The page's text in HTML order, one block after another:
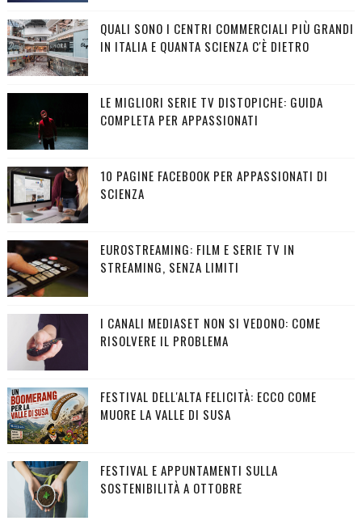
QUALI SONO I CENTRI COMMERCIALI PIÙ GRANDI
IN ITALIA E QUANTA SCIENZA C'È DIETRO
LE MIGLIORI SERIE TV DISTOPICHE: GUIDA
COMPLETA PER APPASSIONATI
10 PAGINE FACEBOOK PER APPASSIONATI DI
SCIENZA
EUROSTREAMING: FILM E SERIE TV IN
STREAMING, SENZA LIMITI
I CANALI MEDIASET NON SI VEDONO: COME
RISOLVERE IL PROBLEMA
FESTIVAL DELL'ALTA FELICITÀ: ECCO COME
MUORE LA VALLE DI SUSA
FESTIVAL E APPUNTAMENTI SULLA
SOSTENIBILITÀ A OTTOBRE